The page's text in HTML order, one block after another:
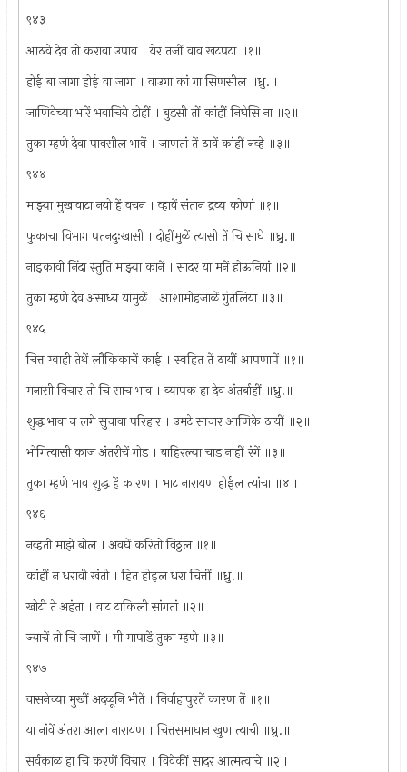
९४३
आठवे देव तो करावा उपाव । येर तजीं वाव खटपटा ॥१॥
होई बा जागा होई वा जागा । वाउगा कां गा सिणसील ॥ध्रु.॥
जाणिवेच्या भारें भवाचिये डोहीं । बुडसी तों कांहीं निघेसि ना ॥२॥
तुका म्हणे देवा पावसील भावें । जाणतां तें ठावें कांहीं नव्हे ॥३॥
९४४
माझ्या मुखावाटा नयो हें वचन । व्हावें संतान द्रव्य कोणां ॥१॥
फुकाचा विभाग पतनदुःखासी । दोहींमुळें त्यासी तें चि साधे ॥ध्रु.॥
नाइकावी निंदा स्तुति माझ्या कानें । सादर या मनें होऊनियां ॥२॥
तुका म्हणे देव असाध्य यामुळें । आशामोहजाळें गुंतलिया ॥३॥
९४५
चित्त ग्वाही तेथें लौकिकाचें काई । स्वहित तें ठायीं आपणापें ॥१॥
मनासी विचार तो चि साच भाव । व्यापक हा देव अंतर्बाहीं ॥ध्रु.॥
शुद्ध भावा न लगे सुचावा परिहार । उमटे साचार आणिके ठायीं ॥२॥
भोगित्यासी काज अंतरीचें गोड । बाहिरल्या चाड नाहीं रंगें ॥३॥
तुका म्हणे भाव शुद्ध हें कारण । भाट नारायण होईल त्यांचा ॥४॥
९४६
नव्हती माझे बोल । अवघें करितो विठ्ठल ॥१॥
कांहीं न धरावी खंती । हित होइल धरा चित्तीं ॥ध्रु.॥
खोटी ते अहंता । वाट टाकिली सांगतां ॥२॥
ज्याचें तो चि जाणें । मी मापाडें तुका म्हणे ॥३॥
९४७
वासनेच्या मुखीं अदळूनि भीतें । निर्वाहापुरतें कारण तें ॥१॥
या नांवें अंतरा आला नारायण । चित्तसमाधान खुण त्याची ॥ध्रु.॥
सर्वकाळ हा चि करणें विचार । विवेकीं सादर आत्मत्वाचे ॥२॥